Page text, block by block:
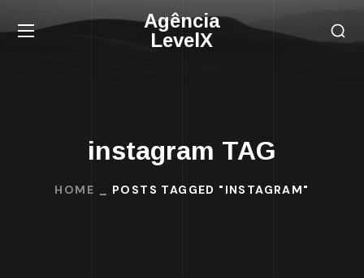
Agência
LevelX
instagram TAG
HOME POSTS TAGGED "INSTAGRAM"